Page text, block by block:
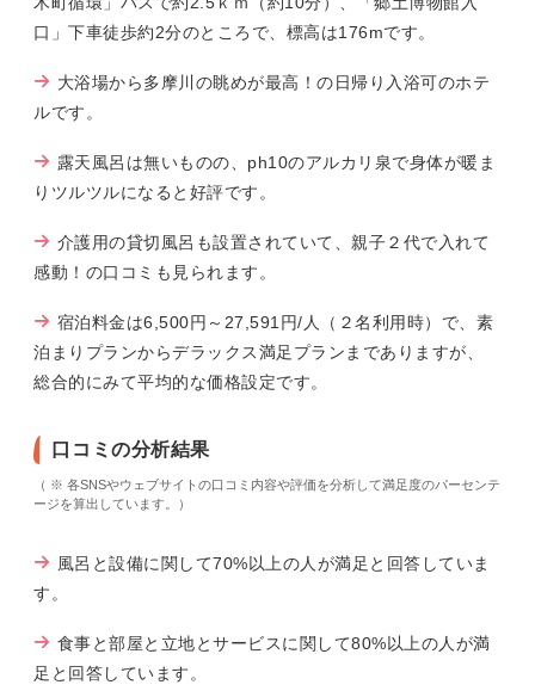
口」下車徒歩約2分のところで、標高は176mです。
大浴場から多摩川の眺めが最高！の日帰り入浴可のホテ
ルです。
露天風呂は無いものの、ph10のアルカリ泉で身体が暖ま
りツルツルになると好評です。
介護用の貸切風呂も設置されていて、親子２代で入れて
感動！の口コミも見られます。
宿泊料金は6,500円～27,591円/人（２名利用時）で、素
泊まりプランからデラックス満足プランまでありますが、
総合的にみて平均的な価格設定です。
口コミの分析結果
（ ※ 各SNSやウェブサイトの口コミ内容や評価を分析して満足度のパーセンテ
ージを算出しています。）
風呂と設備に関して70%以上の人が満足と回答していま
す。
食事と部屋と立地とサービスに関して80%以上の人が満
足と回答しています。